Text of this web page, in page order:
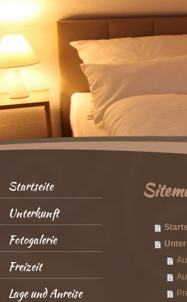
Startseite
Unterkunft
Fotogalerie
Freizeit
Lage und Anreise